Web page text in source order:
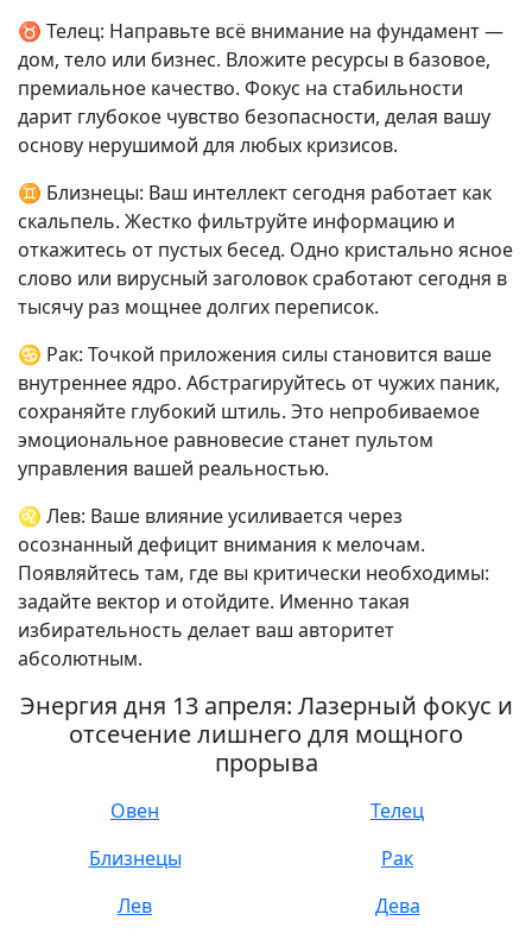
♉ Телец: Направьте всё внимание на фундамент —
дом, тело или бизнес. Вложите ресурсы в базовое,
премиальное качество. Фокус на стабильности
дарит глубокое чувство безопасности, делая вашу
основу нерушимой для любых кризисов.
♊ Близнецы: Ваш интеллект сегодня работает как
скальпель. Жестко фильтруйте информацию и
откажитесь от пустых бесед. Одно кристально ясное
слово или вирусный заголовок сработают сегодня в
тысячу раз мощнее долгих переписок.
♋ Рак: Точкой приложения силы становится ваше
внутреннее ядро. Абстрагируйтесь от чужих паник,
сохраняйте глубокий штиль. Это непробиваемое
эмоциональное равновесие станет пультом
управления вашей реальностью.
♌ Лев: Ваше влияние усиливается через
осознанный дефицит внимания к мелочам.
Появляйтесь там, где вы критически необходимы:
задайте вектор и отойдите. Именно такая
избирательность делает ваш авторитет
абсолютным.
Энергия дня 13 апреля: Лазерный фокус и
отсечение лишнего для мощного
прорыва
Овен
Телец
Близнецы
Рак
Лев
Дева